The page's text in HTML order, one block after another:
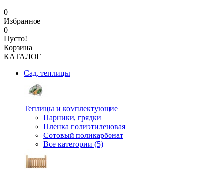
0
Избранное
0
Пусто!
Корзина
КАТАЛОГ
Сад, теплицы
Теплицы и комплектующие
Парники, грядки
Пленка полиэтиленовая
Сотовый поликарбонат
Все категории (5)